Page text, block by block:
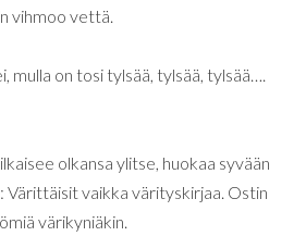
vihmoo vettä.
mulla on tosi tylsää, tylsää, tylsää….
olkansa ylitse, huokaa syvään
Värittäisit vaikka värityskirjaa. Ostin
värikyniäkin.